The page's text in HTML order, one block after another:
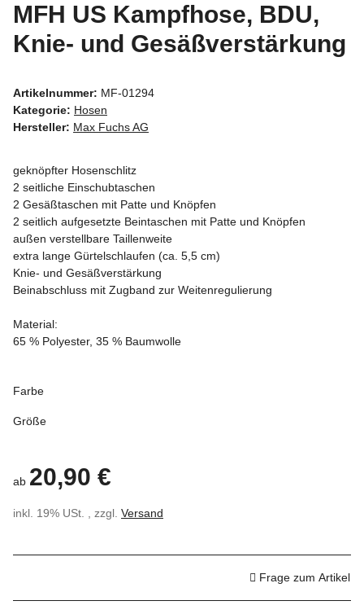
MFH US Kampfhose, BDU,
Knie- und Gesäßverstärkung
Artikelnummer: MF-01294
Kategorie: Hosen
Hersteller: Max Fuchs AG
geknöpfter Hosenschlitz
2 seitliche Einschubtaschen
2 Gesäßtaschen mit Patte und Knöpfen
2 seitlich aufgesetzte Beintaschen mit Patte und Knöpfen
außen verstellbare Taillenweite
extra lange Gürtelschlaufen (ca. 5,5 cm)
Knie- und Gesäßverstärkung
Beinabschluss mit Zugband zur Weitenregulierung
Material:
65 % Polyester, 35 % Baumwolle
Farbe
Größe
ab 20,90 €
inkl. 19% USt. , zzgl. Versand
Frage zum Artikel